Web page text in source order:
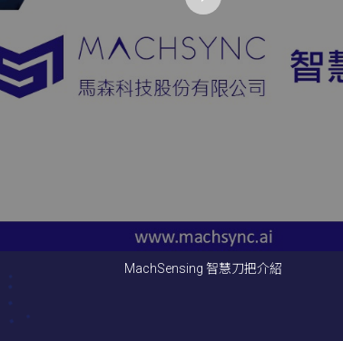
MachSensing 智慧刀把介紹